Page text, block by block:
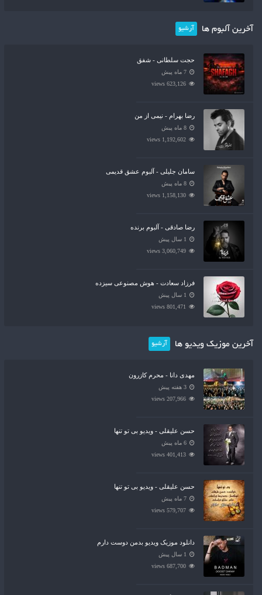
آخرین آلبوم ها آرشیو
حجت سلطانی - شفق
7 ماه پیش
623,126 views
رضا بهرام - نیمی از من
8 ماه پیش
1,192,602 views
سامان جلیلی - آلبوم عشق قدیمی
8 ماه پیش
1,158,130 views
رضا صادقی - آلبوم برنده
1 سال پیش
3,060,749 views
فرزاد سعادت - هوش مصنوعی سیزده
1 سال پیش
801,471 views
آخرین موزیک ویدیو ها آرشیو
مهدی دانا - محرم کازرون
3 هفته پیش
207,966 views
حسن علیقلی - ویدیو بی تو تنها
6 ماه پیش
401,413 views
حسن علیقلی - ویدیو بی تو تنها
7 ماه پیش
579,707 views
دانلود موزیک ویدیو بدمن دوست دارم
1 سال پیش
687,700 views